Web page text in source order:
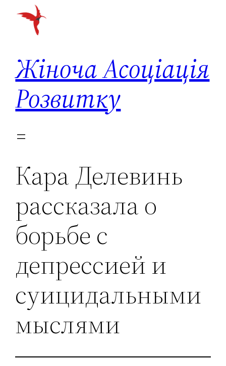
Перейти
Жіноча Асоціація
Розвитку
Кара Делевинь
рассказала о
борьбе с
депрессией и
суицидальными
мыслями